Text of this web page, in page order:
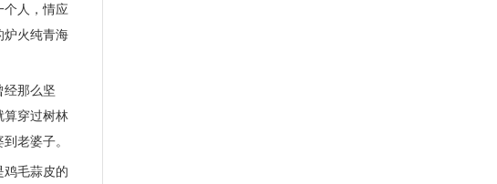
个人，情应
炉火纯青海
经那么坚
算穿过树林
老婆子。
鸡毛蒜皮的